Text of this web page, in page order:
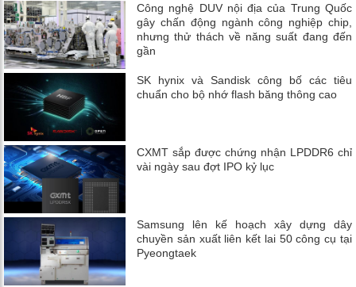
Công nghệ DUV nội địa của Trung Quốc
gây chấn động ngành công nghiệp chip,
nhưng thử thách về năng suất đang đến
gần
SK hynix và Sandisk công bố các tiêu
chuẩn cho bộ nhớ flash băng thông cao
CXMT sắp được chứng nhận LPDDR6 chỉ
vài ngày sau đợt IPO kỷ lục
Samsung lên kế hoạch xây dựng dây
chuyền sản xuất liên kết lai 50 công cụ tại
Pyeongtaek